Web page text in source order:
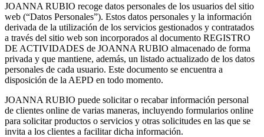
JOANNA RUBIO recoge datos personales de los usuarios del sitio
web (“Datos Personales”). Estos datos personales y la información
derivada de la utilización de los servicios gestionados y contratados
a través del sitio web son incorporados al documento REGISTRO
DE ACTIVIDADES de JOANNA RUBIO almacenado de forma
privada y que mantiene, además, un listado actualizado de los datos
personales de cada usuario. Este documento se encuentra a
disposición de la AEPD en todo momento.
JOANNA RUBIO puede solicitar o recabar información personal
de clientes online de varias maneras, incluyendo formularios online
para solicitar productos o servicios y otras solicitudes en las que se
invita a los clientes a facilitar dicha información.